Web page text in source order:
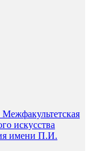
искусства
имени П.И.